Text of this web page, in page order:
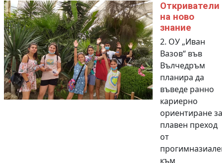
Откриватели
на ново
знание
2. ОУ „Иван
Вазов“ във
Вълчедръм
планира да
въведе ранно
кариерно
ориентиране за
плавен преход
от
към